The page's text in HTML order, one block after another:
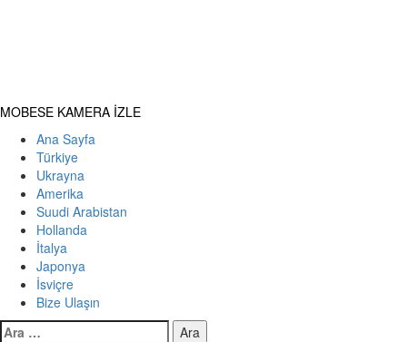
Primary
MOBESE KAMERA İZLE
Ana Sayfa
Türkiye
Ukrayna
Amerika
Suudi Arabistan
Hollanda
İtalya
Japonya
İsviçre
Bize Ulaşın
Arama: